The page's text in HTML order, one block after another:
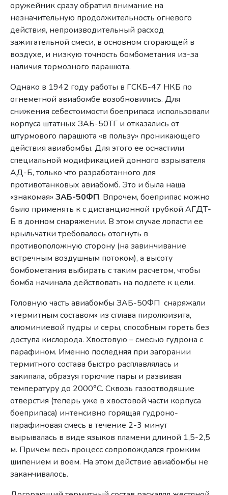
оружейник сразу обратил внимание на
незначительную продолжительность огневого
действия, непроизводительный расход
зажигательной смеси, в основном сгорающей в
воздухе, и низкую точность бомбометания из-за
наличия тормозного парашюта.
Однако в 1942 году работы в ГСКБ-47 НКБ по
огнеметной авиабомбе возобновились. Для
снижения себестоимости боеприпаса использовали
корпуса штатных ЗАБ-50ТГ и отказались от
штурмового парашюта «в пользу» проникающего
действия авиабомбы. Для этого ее оснастили
специальной модификацией донного взрывателя
АД-Б, только что разработанного для
противотанковых авиабомб. Это и была наша
«знакомая»ЗАБ-50ФП. Впрочем, боеприпас можно
было применять к с дистанционной трубкой АГДТ-
Б в донном снаряжении. В этом случае лопасти ее
крыльчатки требовалось отогнуть в
противоположную сторону (на завинчивание
встречным воздушным потоком), а высоту
бомбометания выбирать с таким расчетом, чтобы
бомба начинала действовать на подлете к цели.
Головную часть авиабомбы ЗАБ-50ФП снаряжали
«термитным составом» из сплава пиролюизита,
алюминиевой пудры и серы, способным гореть без
доступа кислорода. Хвостовую – смесью гудрона с
парафином. Именно последняя при загорании
термитного состава быстро расплавлялась и
закипала, образуя горючие пары и развивая
температуру до 2000°С. Сквозь газоотводящие
отверстия (теперь уже в хвостовой части корпуса
боеприпаса) интенсивно горящая гудроно-
парафиновая смесь в течение 2-3 минут
вырывалась в виде языков пламени длиной 1,5-2,5
м. Причем весь процесс сопровождался громким
шипением и воем. На этом действие авиабомбы не
заканчивалось.